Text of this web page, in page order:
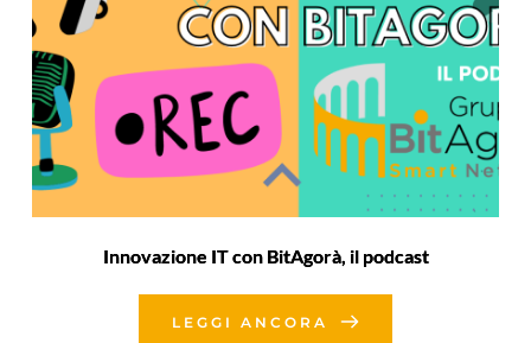
Innovazione IT con BitAgorà, il podcast
LEGGI ANCORA